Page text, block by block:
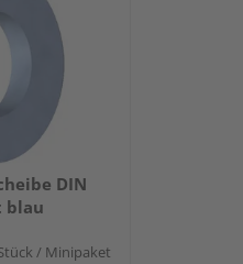
DIN
blau
/ Minipaket